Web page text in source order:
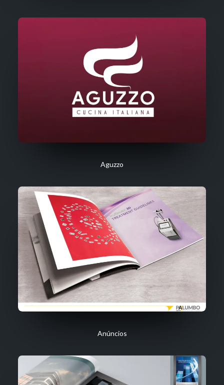
Aguzzo
Anúncios